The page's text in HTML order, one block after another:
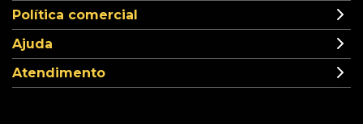
Política comercial
Ajuda
Atendimento